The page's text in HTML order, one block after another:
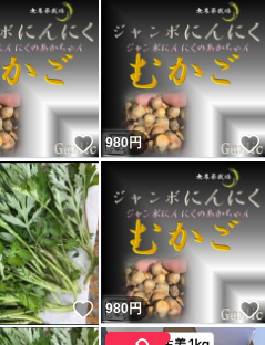
いいね！
980円
いいね！
980円